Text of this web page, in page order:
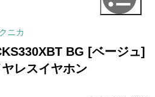
ニカ
BG [ベージュ]
レスイヤホン